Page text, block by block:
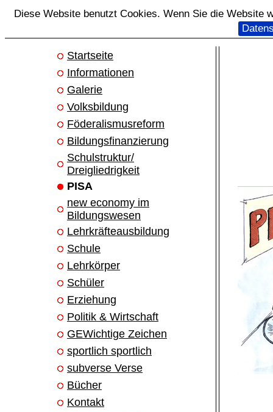
Diese Website benutzt Cookies. Wenn Sie die Website
Startseite
Informationen
Galerie
Volksbildung
Föderalismusreform
Bildungsfinanzierung
Schulstruktur/
Dreigliedrigkeit
PISA
new economy im
Bildungswesen
Lehrkräfteausbildung
Schule
Lehrkörper
Schüler
Erziehung
Politik & Wirtschaft
GEWichtige Zeichen
sportlich sportlich
subverse Verse
Bücher
Kontakt